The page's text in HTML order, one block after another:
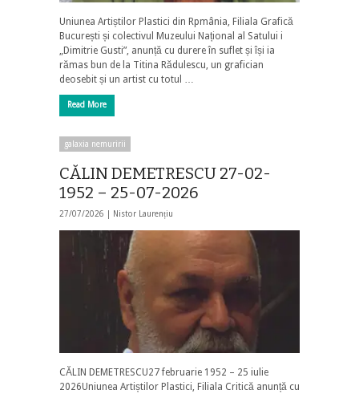
Uniunea Artiștilor Plastici din Rpmânia, Filiala Grafică
București și colectivul Muzeului Național al Satului i
„Dimitrie Gusti”, anunță cu durere în suflet și își ia
rămas bun de la Titina Rădulescu, un grafician
deosebit și un artist cu totul …
Read More
galaxia nemuririi
CĂLIN DEMETRESCU 27-02-
1952 – 25-07-2026
27/07/2026 | Nistor Laurențiu
CĂLIN DEMETRESCU27 februarie 1952 – 25 iulie
2026Uniunea Artiștilor Plastici, Filiala Critică anunță cu